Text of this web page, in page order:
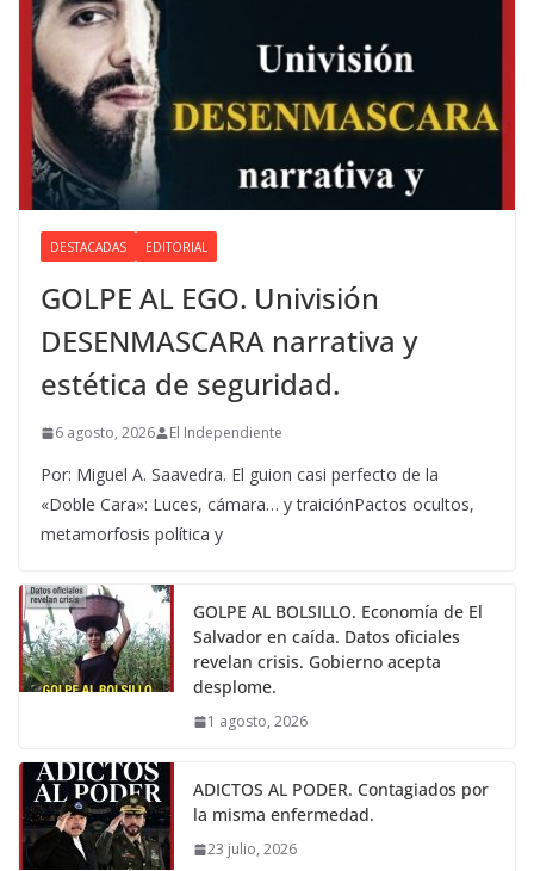
DESTACADAS EDITORIAL
GOLPE AL EGO. Univisión
DESENMASCARA narrativa y
estética de seguridad.
6 agosto, 2026 El Independiente
Por: Miguel A. Saavedra. El guion casi perfecto de la
«Doble Cara»: Luces, cámara… y traiciónPactos ocultos,
metamorfosis política y
GOLPE AL BOLSILLO. Economía de El
Salvador en caída. Datos oficiales
revelan crisis. Gobierno acepta
desplome.
1 agosto, 2026
ADICTOS AL PODER. Contagiados por
la misma enfermedad.
23 julio, 2026